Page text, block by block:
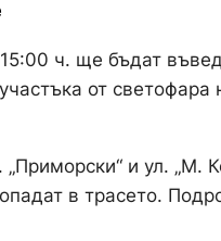
ч. ще бъдат
от
и ул. „М.
в трасето.